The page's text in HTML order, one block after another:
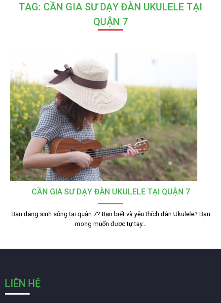
TAG: CẦN GIA SƯ DẠY ĐÀN UKULELE TẠI
QUẬN 7
CẦN GIA SƯ DẠY ĐÀN UKULELE TẠI QUẬN 7
Bạn đang sinh sống tại quận 7? Bạn biết và yêu thích đàn Ukulele? Bạn
mong muốn được tự tay…
LIÊN HỆ